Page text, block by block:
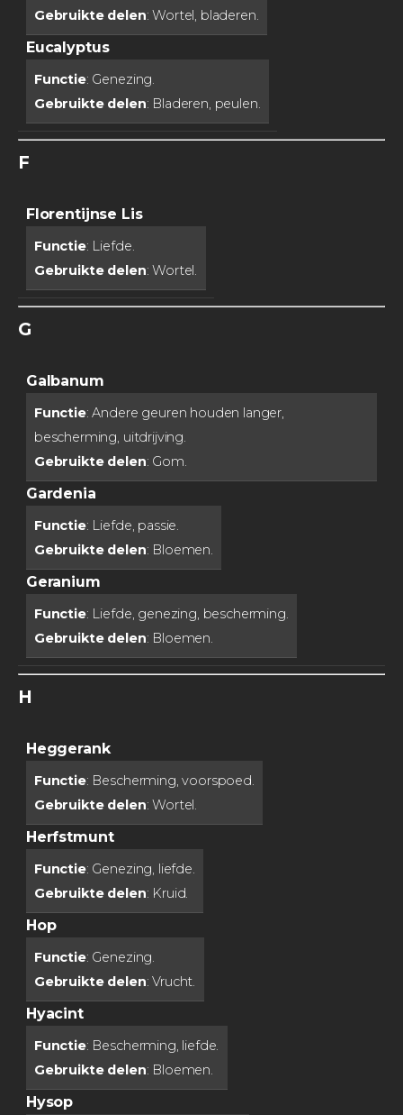
Gebruikte delen: Wortel, bladeren.
Eucalyptus
Functie: Genezing.
Gebruikte delen: Bladeren, peulen.
F
Florentijnse Lis
Functie: Liefde.
Gebruikte delen: Wortel.
G
Galbanum
Functie: Andere geuren houden langer,
bescherming, uitdrijving.
Gebruikte delen: Gom.
Gardenia
Functie: Liefde, passie.
Gebruikte delen: Bloemen.
Geranium
Functie: Liefde, genezing, bescherming.
Gebruikte delen: Bloemen.
H
Heggerank
Functie: Bescherming, voorspoed.
Gebruikte delen: Wortel.
Herfstmunt
Functie: Genezing, liefde.
Gebruikte delen: Kruid.
Hop
Functie: Genezing.
Gebruikte delen: Vrucht.
Hyacint
Functie: Bescherming, liefde.
Gebruikte delen: Bloemen.
Hysop